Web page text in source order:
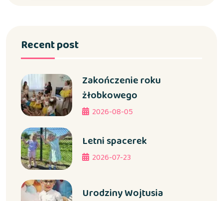
Recent post
Zakończenie roku
żłobkowego
2026-08-05
Letni spacerek
2026-07-23
Urodziny Wojtusia